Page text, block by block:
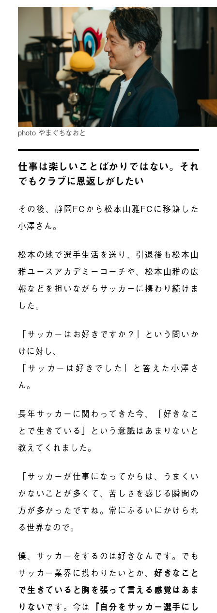
photo やまぐちなおと
仕事は楽しいことばかりではない。それ
でもクラブに恩返しがしたい
その後、静岡FCから松本山雅FCに移籍した
小澤さん。
松本の地で選手生活を送り、引退後も松本山
雅ユースアカデミーコーチや、松本山雅の広
報などを担いながらサッカーに携わり続けま
した。
「サッカーはお好きですか？」という問いか
けに対し、
「サッカーは好きでした」と答えた小澤さ
ん。
長年サッカーに関わってきた今、「好きなこ
とで生きている」という意識はあまりないと
教えてくれました。
「サッカーが仕事になってからは、うまくい
かないことが多くて、苦しさを感じる瞬間の
方が多かったですね。常にふるいにかけられ
る世界なので。
僕、サッカーをするのは好きなんです。でも
サッカー業界に携わりたいとか、 好きなこと
で生きていると胸を張って言える感覚はあま
りないです。今は 『自分をサッカー選手にし